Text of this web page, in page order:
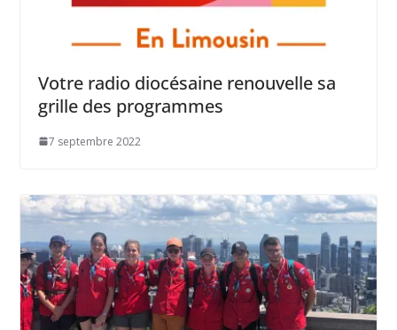
Votre radio diocésaine renouvelle sa
grille des programmes
7 septembre 2022